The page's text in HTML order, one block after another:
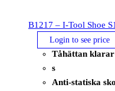
B1217 – I-Tool Shoe
Login to see price
Tåhättan
s
Anti-statiska